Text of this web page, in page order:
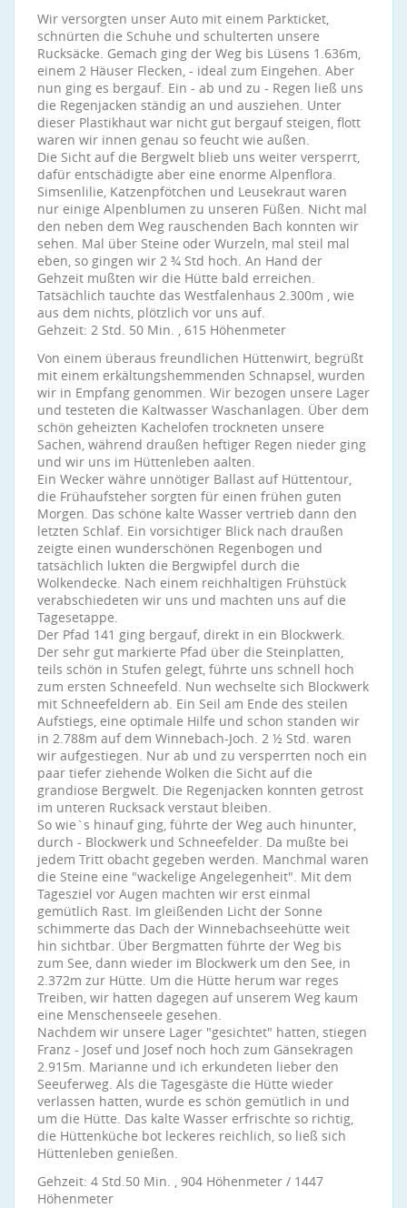
Wir versorgten unser Auto mit einem Parkticket,
schnürten die Schuhe und schulterten unsere
Rucksäcke. Gemach ging der Weg bis Lüsens 1.636m,
einem 2 Häuser Flecken, - ideal zum Eingehen. Aber
nun ging es bergauf. Ein - ab und zu - Regen ließ uns
die Regenjacken ständig an und ausziehen. Unter
dieser Plastikhaut war nicht gut bergauf steigen, flott
waren wir innen genau so feucht wie außen.
Die Sicht auf die Bergwelt blieb uns weiter versperrt,
dafür entschädigte aber eine enorme Alpenflora.
Simsenlilie, Katzenpfötchen und Leusekraut waren
nur einige Alpenblumen zu unseren Füßen. Nicht mal
den neben dem Weg rauschenden Bach konnten wir
sehen. Mal über Steine oder Wurzeln, mal steil mal
eben, so gingen wir 2 ¾ Std hoch. An Hand der
Gehzeit mußten wir die Hütte bald erreichen.
Tatsächlich tauchte das Westfalenhaus 2.300m , wie
aus dem nichts, plötzlich vor uns auf.
Gehzeit: 2 Std. 50 Min. , 615 Höhenmeter
Von einem überaus freundlichen Hüttenwirt, begrüßt
mit einem erkältungshemmenden Schnapsel, wurden
wir in Empfang genommen. Wir bezogen unsere Lager
und testeten die Kaltwasser Waschanlagen. Über dem
schön geheizten Kachelofen trockneten unsere
Sachen, während draußen heftiger Regen nieder ging
und wir uns im Hüttenleben aalten.
Ein Wecker währe unnötiger Ballast auf Hüttentour,
die Frühaufsteher sorgten für einen frühen guten
Morgen. Das schöne kalte Wasser vertrieb dann den
letzten Schlaf. Ein vorsichtiger Blick nach draußen
zeigte einen wunderschönen Regenbogen und
tatsächlich lukten die Bergwipfel durch die
Wolkendecke. Nach einem reichhaltigen Frühstück
verabschiedeten wir uns und machten uns auf die
Tagesetappe.
Der Pfad 141 ging bergauf, direkt in ein Blockwerk.
Der sehr gut markierte Pfad über die Steinplatten,
teils schön in Stufen gelegt, führte uns schnell hoch
zum ersten Schneefeld. Nun wechselte sich Blockwerk
mit Schneefeldern ab. Ein Seil am Ende des steilen
Aufstiegs, eine optimale Hilfe und schon standen wir
in 2.788m auf dem Winnebach-Joch. 2 ½ Std. waren
wir aufgestiegen. Nur ab und zu versperrten noch ein
paar tiefer ziehende Wolken die Sicht auf die
grandiose Bergwelt. Die Regenjacken konnten getrost
im unteren Rucksack verstaut bleiben.
So wie`s hinauf ging, führte der Weg auch hinunter,
durch - Blockwerk und Schneefelder. Da mußte bei
jedem Tritt obacht gegeben werden. Manchmal waren
die Steine eine "wackelige Angelegenheit". Mit dem
Tagesziel vor Augen machten wir erst einmal
gemütlich Rast. Im gleißenden Licht der Sonne
schimmerte das Dach der Winnebachseehütte weit
hin sichtbar. Über Bergmatten führte der Weg bis
zum See, dann wieder im Blockwerk um den See, in
2.372m zur Hütte. Um die Hütte herum war reges
Treiben, wir hatten dagegen auf unserem Weg kaum
eine Menschenseele gesehen.
Nachdem wir unsere Lager "gesichtet" hatten, stiegen
Franz - Josef und Josef noch hoch zum Gänsekragen
2.915m. Marianne und ich erkundeten lieber den
Seeuferweg. Als die Tagesgäste die Hütte wieder
verlassen hatten, wurde es schön gemütlich in und
um die Hütte. Das kalte Wasser erfrischte so richtig,
die Hüttenküche bot leckeres reichlich, so ließ sich
Hüttenleben genießen.
Gehzeit: 4 Std.50 Min. , 904 Höhenmeter / 1447
Höhenmeter